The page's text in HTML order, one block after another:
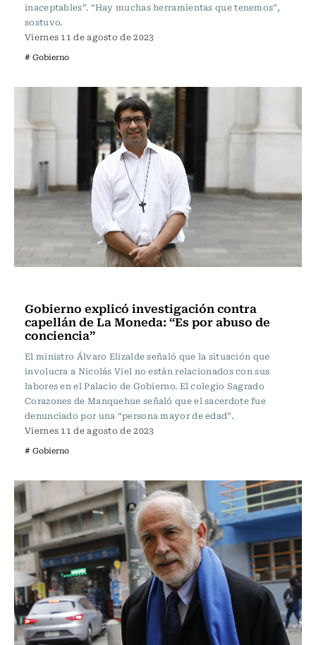
inaceptables”. “Hay muchas herramientas que tenemos”,
sostuvo.
Viernes 11 de agosto de 2023
# Gobierno
Gobierno explicó investigación contra
capellán de La Moneda: “Es por abuso de
conciencia”
El ministro Álvaro Elizalde señaló que la situación que
involucra a Nicolás Viel no están relacionados con sus
labores en el Palacio de Gobierno. El colegio Sagrado
Corazones de Manquehue señaló que el sacerdote fue
denunciado por una “persona mayor de edad”.
Viernes 11 de agosto de 2023
# Gobierno